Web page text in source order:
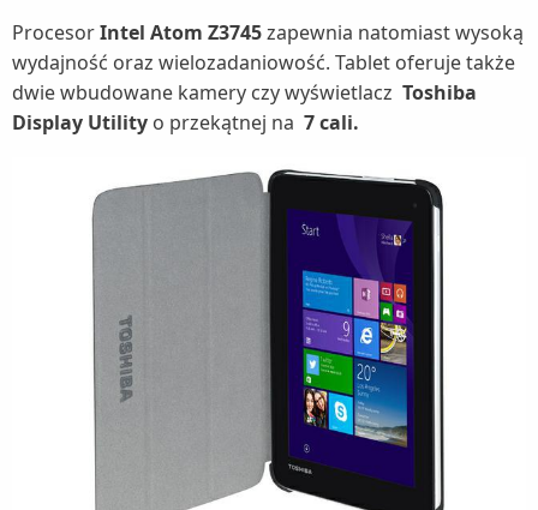
ProcesorIntel Atom Z3745zapewnia natomiast wysoką
wydajność oraz wielozadaniowość. Tablet oferuje także
dwie wbudowane kamery czy wyświetlacz Toshiba
Display Utility o przekątnej na 7 cali.